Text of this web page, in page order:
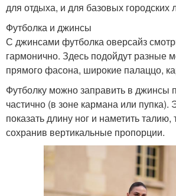
для отдыха, и для базовых городских
Футболка и джинсы
С джинсами футболка оверсайз
гармонично. Здесь подойдут разные
прямого фасона, широкие палаццо,
Футболку можно заправить в джинсы
частично (в зоне кармана или пупка).
показать длину ног и наметить
сохранив вертикальные пропорции.